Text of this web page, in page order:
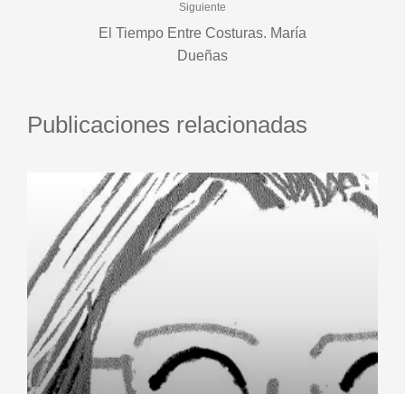
Siguiente
El Tiempo Entre Costuras. María
Dueñas
Publicaciones relacionadas